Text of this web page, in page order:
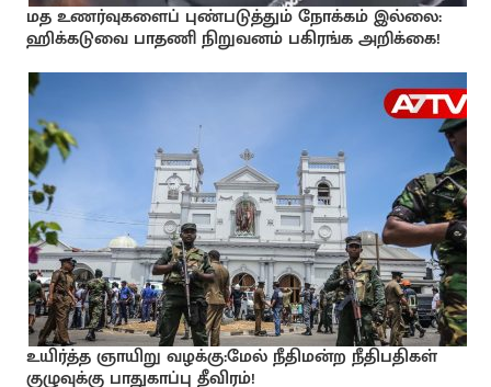
மத உணர்வுகளைப் புண்படுத்தும் நோக்கம் இல்லை:
ஹிக்கடுவை பாதணி நிறுவனம் பகிரங்க அறிக்கை!
உயிர்த்த ஞாயிறு வழக்கு:மேல் நீதிமன்ற நீதிபதிகள்
குழுவுக்கு பாதுகாப்பு தீவிரம்!